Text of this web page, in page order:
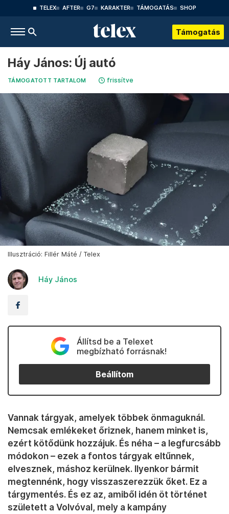
TELEX AFTER G7 KARAKTER TÁMOGATÁS SHOP
Támogatás
Háy János: Új autó
TÁMOGATOTT TARTALOM frissítve
Illusztráció: Fillér Máté / Telex
Háy János
Állítsd be a Telexet
megbízható forrásnak!
Beállítom
Vannak tárgyak, amelyek többek önmaguknál.
Nemcsak emlékeket őriznek, hanem minket is,
ezért kötődünk hozzájuk. És néha – a legfurcsább
módokon – ezek a fontos tárgyak eltűnnek,
elvesznek, máshoz kerülnek. Ilyenkor bármit
megtennénk, hogy visszaszerezzük őket. Ez a
tárgymentés. És ez az, amiből idén öt történet
született a Volvóval, mely a kampány